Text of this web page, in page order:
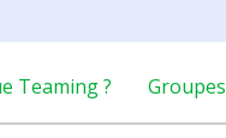
Teaming ? Groupes